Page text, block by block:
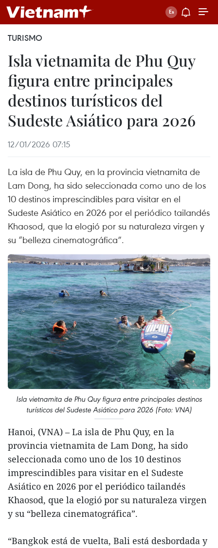
TURISMO
Isla vietnamita de Phu Quy
figura entre principales
destinos turísticos del
Sudeste Asiático para 2026
12/01/2026 07:15
La isla de Phu Quy, en la provincia vietnamita de
Lam Dong, ha sido seleccionada como uno de los
10 destinos imprescindibles para visitar en el
Sudeste Asiático en 2026 por el periódico tailandés
Khaosod, que la elogió por su naturaleza virgen y
su “belleza cinematográfica”.
Isla vietnamita de Phu Quy figura entre principales destinos
turísticos del Sudeste Asiático para 2026 (Foto: VNA)
Hanoi, (VNA) – La isla de Phu Quy, en la
provincia vietnamita de Lam Dong, ha sido
seleccionada como uno de los 10 destinos
imprescindibles para visitar en el Sudeste
Asiático en 2026 por el periódico tailandés
Khaosod, que la elogió por su naturaleza virgen
y su “belleza cinematográfica”.
“Bangkok está de vuelta, Bali está desbordada y